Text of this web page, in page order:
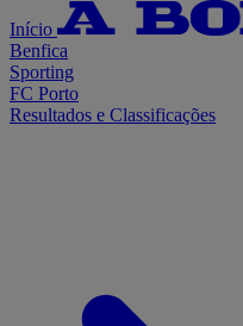
Início
Benfica
Sporting
FC Porto
Resultados e Classificações